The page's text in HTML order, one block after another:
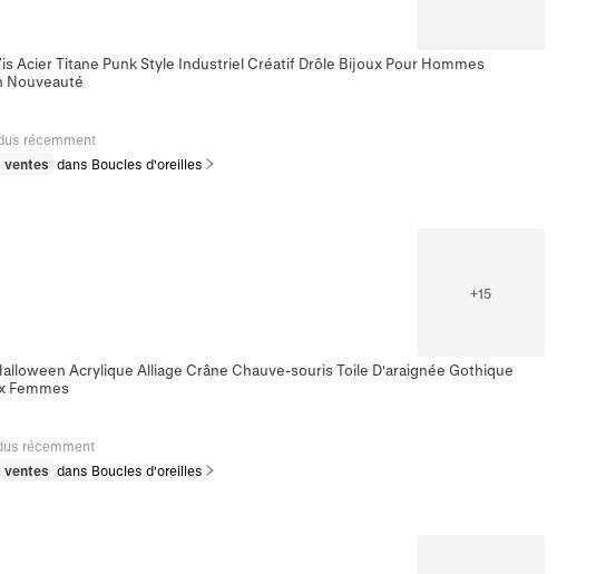
Acier Titane Punk Style Industriel Créatif Drôle Bijoux Pour Hommes
Nouveauté
récemment
ventes dans Boucles d'oreilles
+15
Acrylique Alliage Crâne Chauve-souris Toile D'araignée Gothique
Femmes
récemment
ventes dans Boucles d'oreilles